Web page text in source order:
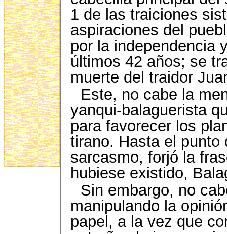
1 de las traiciones
aspiraciones del
por la independencia
últimos 42 años; se
muerte del traidor
Este, no cabe la
yanqui-balaguerista
para favorecer los
tirano. Hasta el
sarcasmo, forjó la
hubiese existido,
Sin embargo, no
manipulando la
papel, a la vez que